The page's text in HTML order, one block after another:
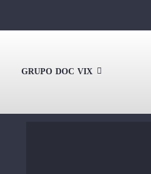
GRUPO DOC VIX